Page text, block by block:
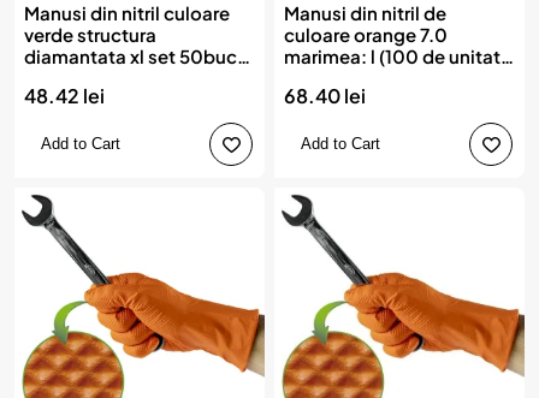
Manusi din nitril culoare
verde structura
diamantata xl set 50buc,
48.42 lei
Add to Cart
Manusi din nitril de
culoare orange 7.0
marimea: l (100 de unitati)
68.40 lei
Add to Cart